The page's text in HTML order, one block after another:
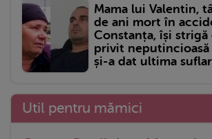
Mama lui Valentin,
de ani mort în
Constanța, își strigă
privit
și-a dat ultima
Util pentru mămici